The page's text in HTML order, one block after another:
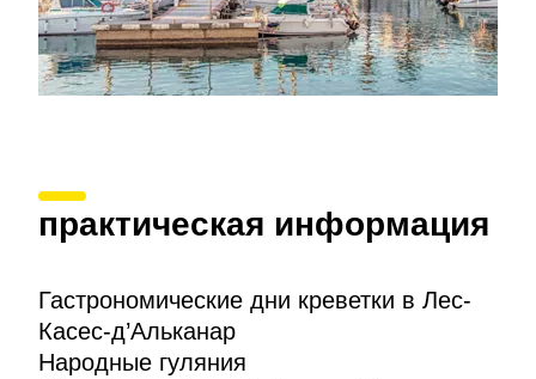
практическая информация
Гастрономические дни креветки в Лес-
Касес-д’Альканар
Народные гуляния